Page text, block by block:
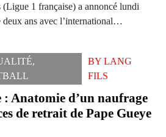
1 française) a annoncé lundi
deux ans avec l’international…
,
BYLANG
FILS
: Anatomie d’un naufrage
de retrait de Pape Gueye